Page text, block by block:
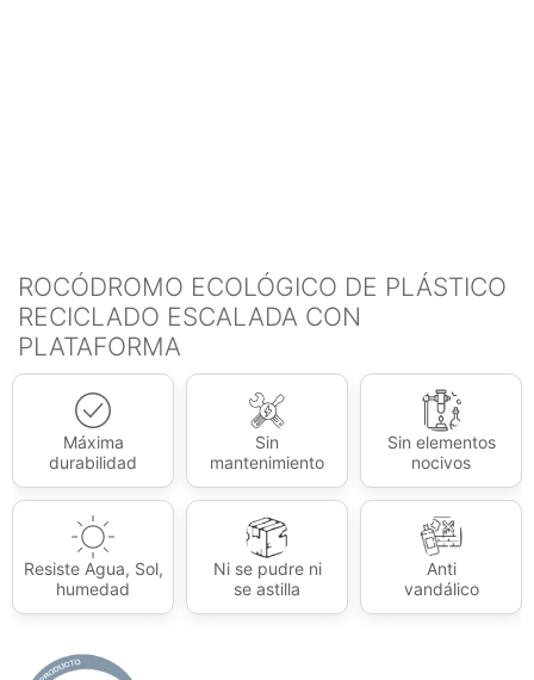
ROCÓDROMO ECOLÓGICO DE PLÁSTICO
RECICLADO ESCALADA CON
PLATAFORMA
Máxima
durabilidad
Sin
mantenimiento
Sin elementos
nocivos
Resiste Agua, Sol,
humedad
Ni se pudre ni
se astilla
Anti
vandálico